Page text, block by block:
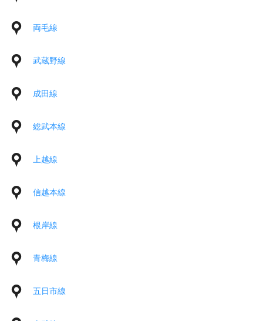
両毛線
武蔵野線
成田線
総武本線
上越線
信越本線
根岸線
青梅線
五日市線